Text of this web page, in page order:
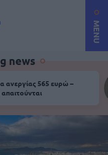
MENU
news
ανεργίας 565 ευρώ –